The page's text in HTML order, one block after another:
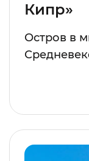
Кипр»
Остров в